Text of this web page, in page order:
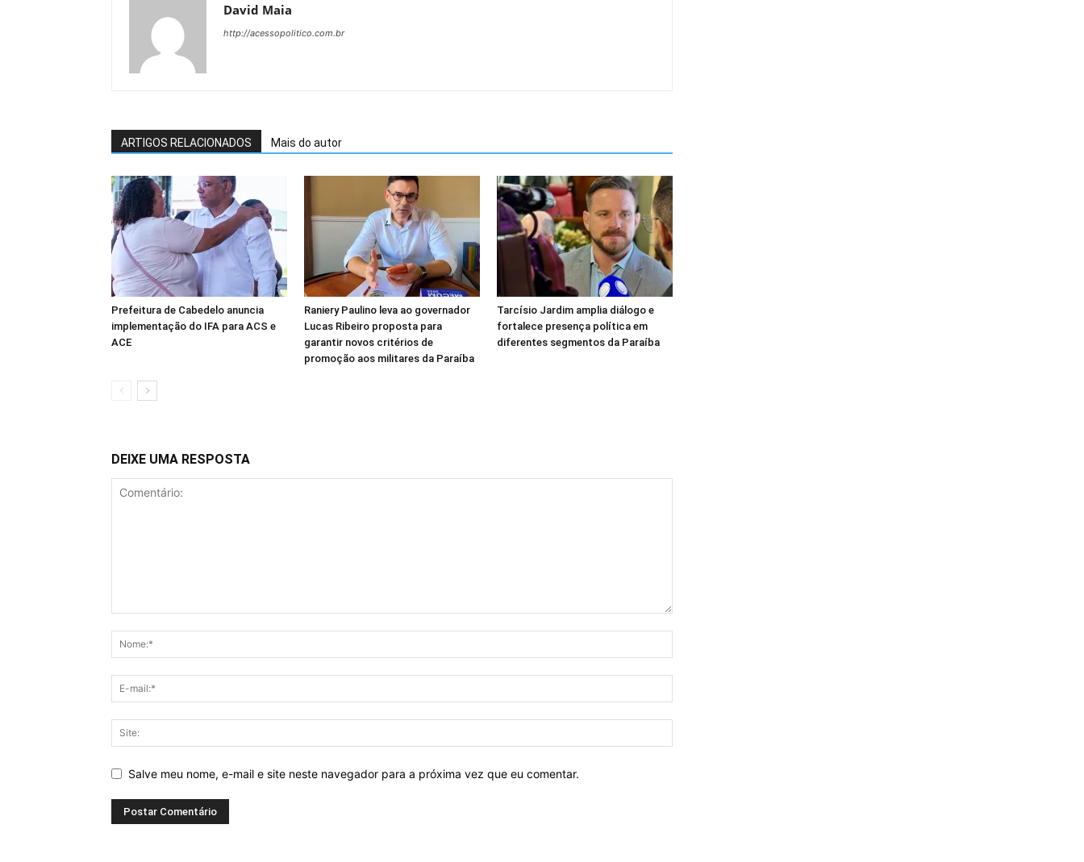
David Maia
http://acessopolitico.com.br
ARTIGOS RELACIONADOS Mais do autor
Prefeitura de Cabedelo anuncia
implementação do IFA para ACS e
ACE
Raniery Paulino leva ao governador
Lucas Ribeiro proposta para
garantir novos critérios de
promoção aos militares da Paraíba
Tarcísio Jardim amplia diálogo e
fortalece presença política em
diferentes segmentos da Paraíba
DEIXE UMA RESPOSTA
Salve meu nome, e-mail e site neste navegador para a próxima vez que eu comentar.